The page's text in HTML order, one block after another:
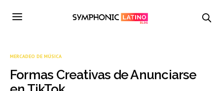
MERCADEO DE MÚSICA
Formas Creativas de Anunciarse